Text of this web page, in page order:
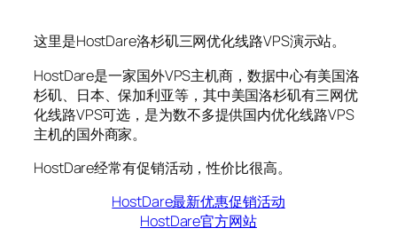
这里是HostDare洛杉矶三网优化线路VPS演示站。
HostDare是一家国外VPS主机商，数据中心有美国洛
杉矶、日本、保加利亚等，其中美国洛杉矶有三网优
化线路VPS可选，是为数不多提供国内优化线路VPS
主机的国外商家。
HostDare经常有促销活动，性价比很高。
HostDare最新优惠促销活动
HostDare官方网站